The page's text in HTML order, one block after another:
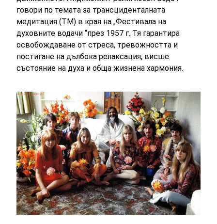
говори по темата за трансциденталната
медитация (ТМ) в края на „Фестивала на
духовните водачи “през 1957 г. Тя гарантира
освобождаване от стреса, тревожността и
постигане на дълбока релаксация, висше
състояние на духа и обща жизнена хармония.